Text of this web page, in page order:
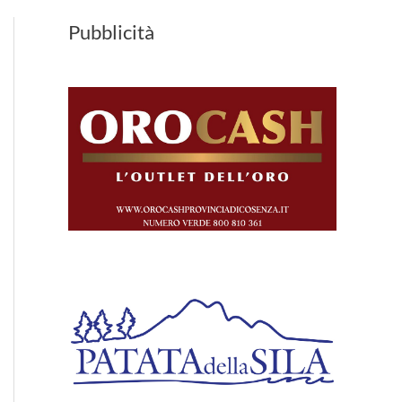
Pubblicità